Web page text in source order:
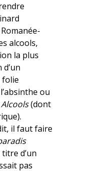
alcools,
la plus
folie
ou
Alcools(dont
il faut faire
d’un
pas